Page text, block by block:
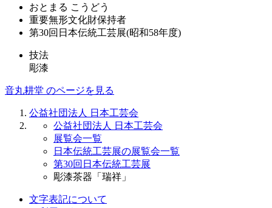
おとまる こうどう
重要無形文化財保持者
第30回日本伝統工芸展(昭和58年度)
技法
彫漆
音丸耕堂 のページを見る
公益社団法人 日本工芸会
公益社団法人 日本工芸会
展覧会一覧
日本伝統工芸展の展覧会一覧
第30回日本伝統工芸展
彫漆茶器「瑞祥」
文字表記について